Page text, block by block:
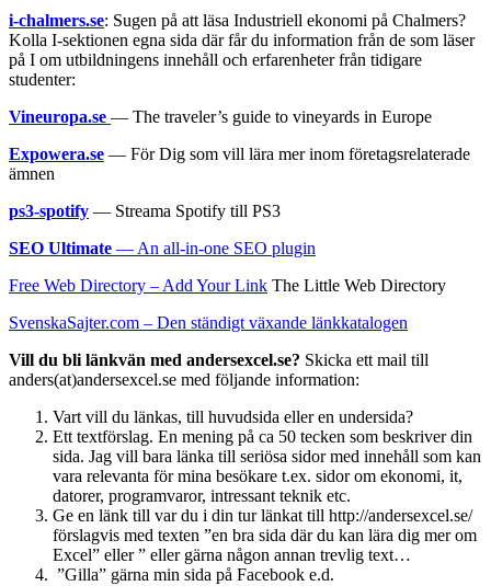
i-chalmers.se: Sugen på att läsa Industriell ekonomi på Chalmers?
Kolla I-sektionen egna sida där får du information från de som läser
på I om utbildningens innehåll och erfarenheter från tidigare
studenter:
Vineuropa.se — The traveler’s guide to vineyards in Europe
Expowera.se — För Dig som vill lära mer inom företagsrelaterade
ämnen
ps3-spotify — Streama Spotify till PS3
SEO Ultimate — An all-in-one SEO plugin
Free Web Directory – Add Your Link The Little Web Directory
SvenskaSajter.com – Den ständigt växande länkkatalogen
Vill du bli länkvän med andersexcel.se? Skicka ett mail till
anders(at)andersexcel.se med följande information:
Vart vill du länkas, till huvudsida eller en undersida?
Ett textförslag. En mening på ca 50 tecken som beskriver din
sida. Jag vill bara länka till seriösa sidor med innehåll som kan
vara relevanta för mina besökare t.ex. sidor om ekonomi, it,
datorer, programvaror, intressant teknik etc.
Ge en länk till var du i din tur länkat till http://andersexcel.se/
förslagvis med texten ”en bra sida där du kan lära dig mer om
Excel” eller ” eller gärna någon annan trevlig text…
”Gilla” gärna min sida på Facebook e.d.